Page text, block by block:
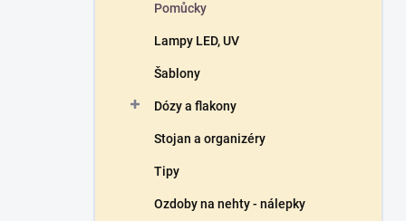
Pomůcky
Lampy LED, UV
Šablony
Dózy a flakony
Stojan a organizéry
Tipy
Ozdoby na nehty - nálepky